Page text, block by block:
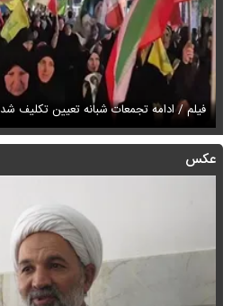
فیلم / ادامه تجمعات شبانه تعیین تکلیف شد
عکس